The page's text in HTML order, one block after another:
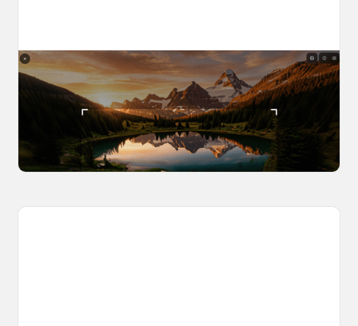
The World Builder's Handbook
Build a world once, shoot from it forever. Your
complete guide to creating, navigating, and
capturing inside OpenArt Worlds.
March 25, 2026